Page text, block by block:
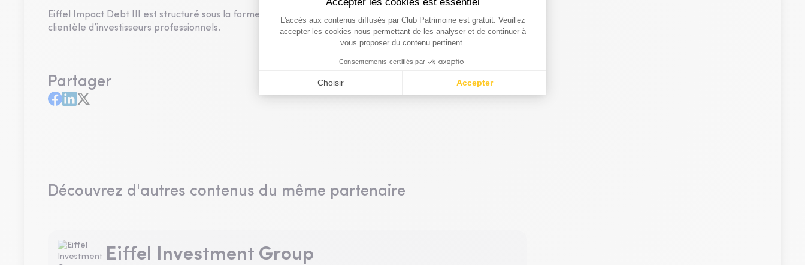
Eiffel Impact Debt III est structuré sous la forme d’une SICAV-RAIF et est réservé exclusivement à une
clientèle d’investisseurs professionnels.
Partager
Découvrez d'autres contenus du même partenaire
Eiffel Investment Group